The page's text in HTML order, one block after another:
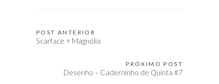
Navegação
POST ANTERIOR
Scarface + Magnólia
PRÓXIMO POST
Desenho – Caderninho de Quinta #7